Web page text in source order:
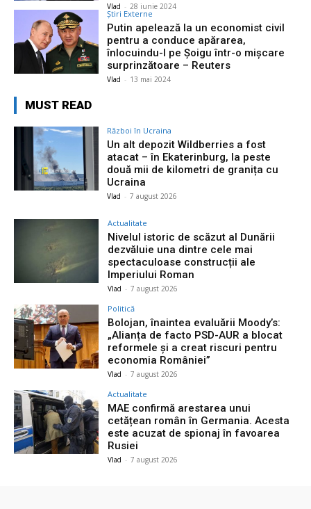
Vlad - 28 iunie 2024
Știri Externe
Putin apelează la un economist civil
pentru a conduce apărarea,
înlocuindu-l pe Șoigu într-o mișcare
surprinzătoare – Reuters
Vlad - 13 mai 2024
MUST READ
Război în Ucraina
Un alt depozit Wildberries a fost
atacat – în Ekaterinburg, la peste
două mii de kilometri de granița cu
Ucraina
Vlad - 7 august 2026
Actualitate
Nivelul istoric de scăzut al Dunării
dezvăluie una dintre cele mai
spectaculoase construcții ale
Imperiului Roman
Vlad - 7 august 2026
Politică
Bolojan, înaintea evaluării Moody’s:
„Alianța de facto PSD-AUR a blocat
reformele și a creat riscuri pentru
economia României”
Vlad - 7 august 2026
Actualitate
MAE confirmă arestarea unui
cetățean român în Germania. Acesta
este acuzat de spionaj în favoarea
Rusiei
Vlad - 7 august 2026